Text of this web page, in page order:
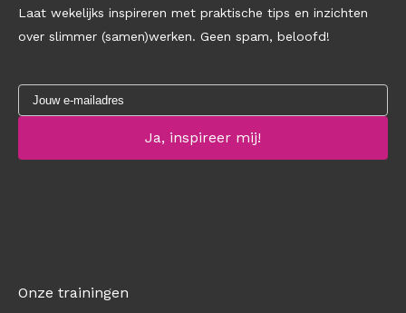
Laat wekelijks inspireren met praktische tips en inzichten
over slimmer (samen)werken. Geen spam, beloofd!
Onze trainingen